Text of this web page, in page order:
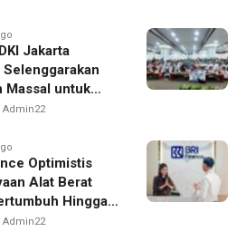
Jakarta
Selenggarakan
Massal untuk
2.000 Anak:
MURI
Admin22
Optimistis
Alat Berat
Hingga
Admin22